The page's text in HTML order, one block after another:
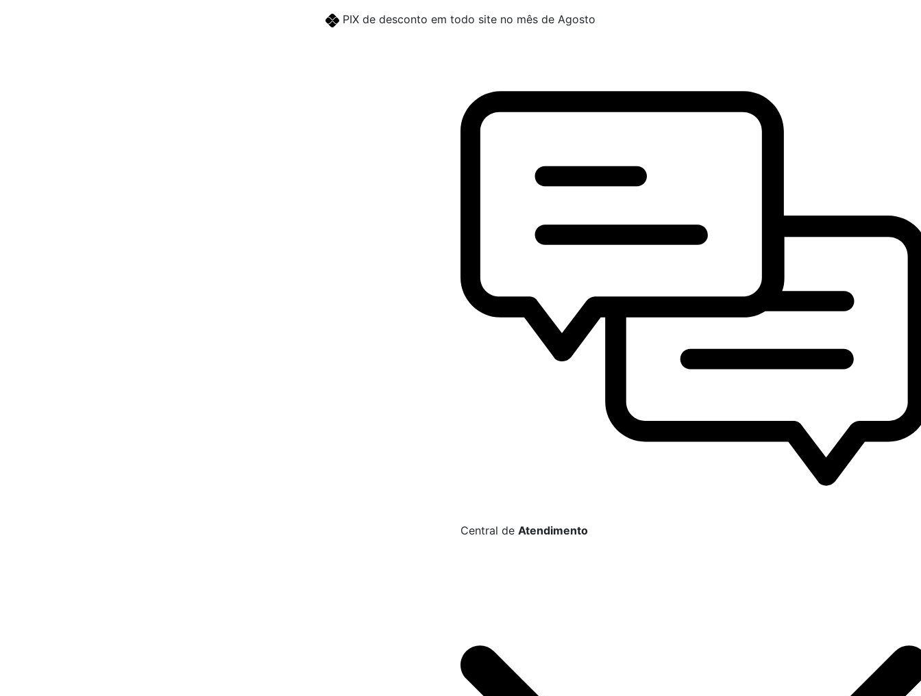
PIX de desconto em todo site no mês de Agosto
Central de Atendimento